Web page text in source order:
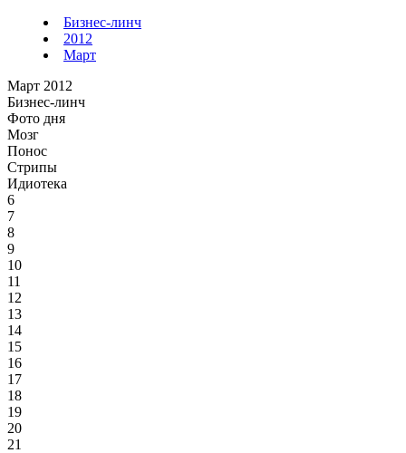
Бизнес-линч
2012
Март
Март 2012
Бизнес-линч
Фото дня
Мозг
Понос
Стрипы
Идиотека
6
7
8
9
10
11
12
13
14
15
16
17
18
19
20
21